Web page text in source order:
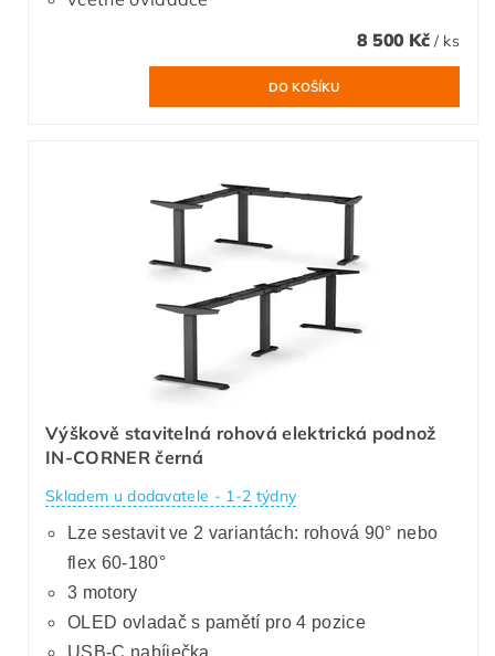
8 500 Kč / ks
Výškově stavitelná rohová elektrická podnož
IN-CORNER černá
Skladem u dodavatele - 1-2 týdny
Lze sestavit ve 2 variantách: rohová 90° nebo
flex 60-180°
3 motory
OLED ovladač s pamětí pro 4 pozice
USB-C nabíječka